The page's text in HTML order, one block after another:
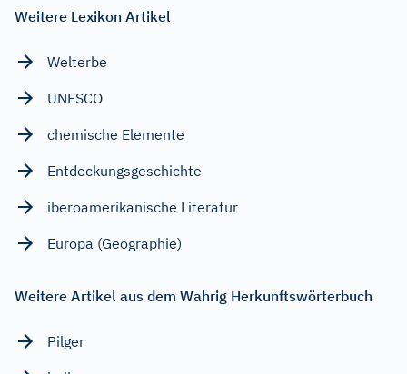
Weitere Lexikon Artikel
Welterbe
UNESCO
chemische Elemente
Entdeckungsgeschichte
iberoamerikanische Literatur
Europa (Geographie)
Weitere Artikel aus dem Wahrig Herkunftswörterbuch
Pilger